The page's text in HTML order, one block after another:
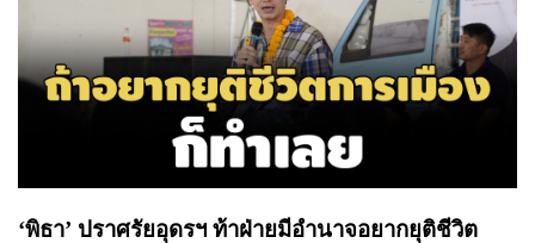
‘พิธา’ ปราศรัยอุดรฯ ท้าฝ่ายมีอำนาจอยากยุติชีวิต